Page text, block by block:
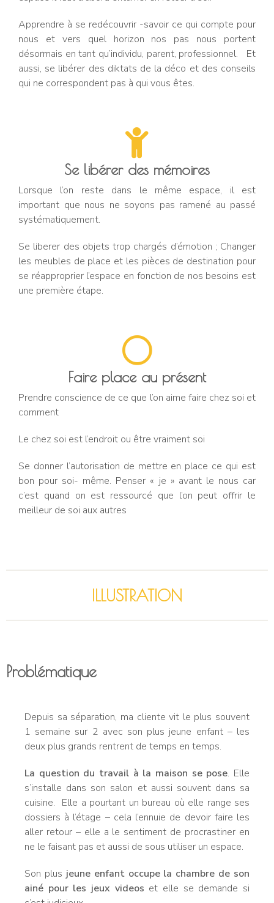
Apprendre à se redécouvrir -savoir ce qui compte pour
nous et vers quel horizon nos pas nous portent
désormais en tant qu’individu, parent, professionnel. Et
aussi, se libérer des diktats de la déco et des conseils
qui ne correspondent pas à qui vous êtes.
Se libérer des mémoires
Lorsque l’on reste dans le même espace, il est
important que nous ne soyons pas ramené au passé
systématiquement.
Se liberer des objets trop chargés d’émotion ; Changer
les meubles de place et les pièces de destination pour
se réapproprier l’espace en fonction de nos besoins est
une première étape.
Faire place au présent
Prendre conscience de ce que l’on aime faire chez soi et
comment
Le chez soi est l’endroit ou être vraiment soi
Se donner l’autorisation de mettre en place ce qui est
bon pour soi- même. Penser « je » avant le nous car
c’est quand on est ressourcé que l’on peut offrir le
meilleur de soi aux autres
ILLUSTRATION
Problématique
Depuis sa séparation, ma cliente vit le plus souvent
1 semaine sur 2 avec son plus jeune enfant – les
deux plus grands rentrent de temps en temps.
La question du travail à la maison se pose. Elle
s’installe dans son salon et aussi souvent dans sa
cuisine. Elle a pourtant un bureau où elle range ses
dossiers à l’étage – cela l’ennuie de devoir faire les
aller retour – elle a le sentiment de procrastiner en
ne le faisant pas et aussi de sous utiliser un espace.
Son plus jeune enfant occupe la chambre de son
ainé pour les jeux videos et elle se demande si